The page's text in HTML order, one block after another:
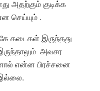
அதற்கும் குடிக்க
செய்யும் .
கடைகள் இருந்தது
அவசர
என்ன பிரச்சனை